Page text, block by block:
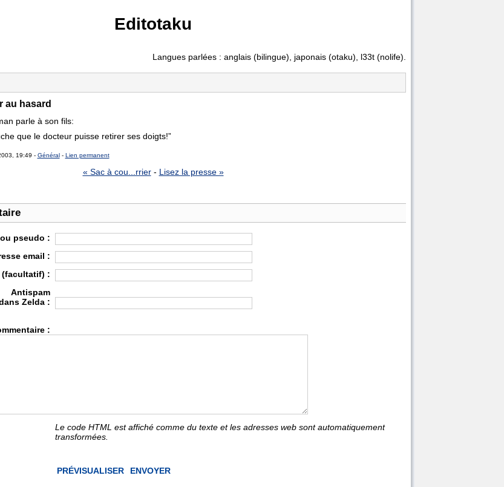
Editotaku
Langues parlées : anglais (bilingue), japonais (otaku), l33t (nolife).
au hasard
parle à son fils:
que le docteur puisse retirer ses doigts!”
19:49 - Général- Lien permanent
« Sac à cou...rrier - Lisez la presse »
pseudo :
email :
Site web (facultatif) :
Antispam
Zelda :
:
Le code HTML est affiché comme du texte et les adresses web sont automatiquement
transformées.